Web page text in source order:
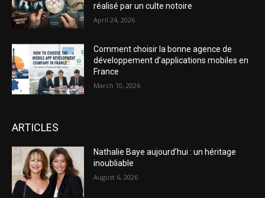
réalisé par un culte notoire
April 24, 2026
Comment choisir la bonne agence de
développement d’applications mobiles en
France
March 10, 2026
ARTICLES
Nathalie Baye aujourd’hui : un héritage
inoubliable
August 6, 2026